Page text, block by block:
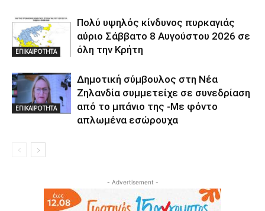
ΕΠΙΚΑΙΡΟΤΗΤΑ
Πολύ υψηλός κίνδυνος πυρκαγιάς
αύριο Σάββατο 8 Αυγούστου 2026 σε
όλη την Κρήτη
ΕΠΙΚΑΙΡΟΤΗΤΑ
Δημοτική σύμβουλος στη Νέα
Ζηλανδία συμμετείχε σε συνεδρίαση
από το μπάνιο της -Με φόντο
απλωμένα εσώρουχα
- Advertisement -